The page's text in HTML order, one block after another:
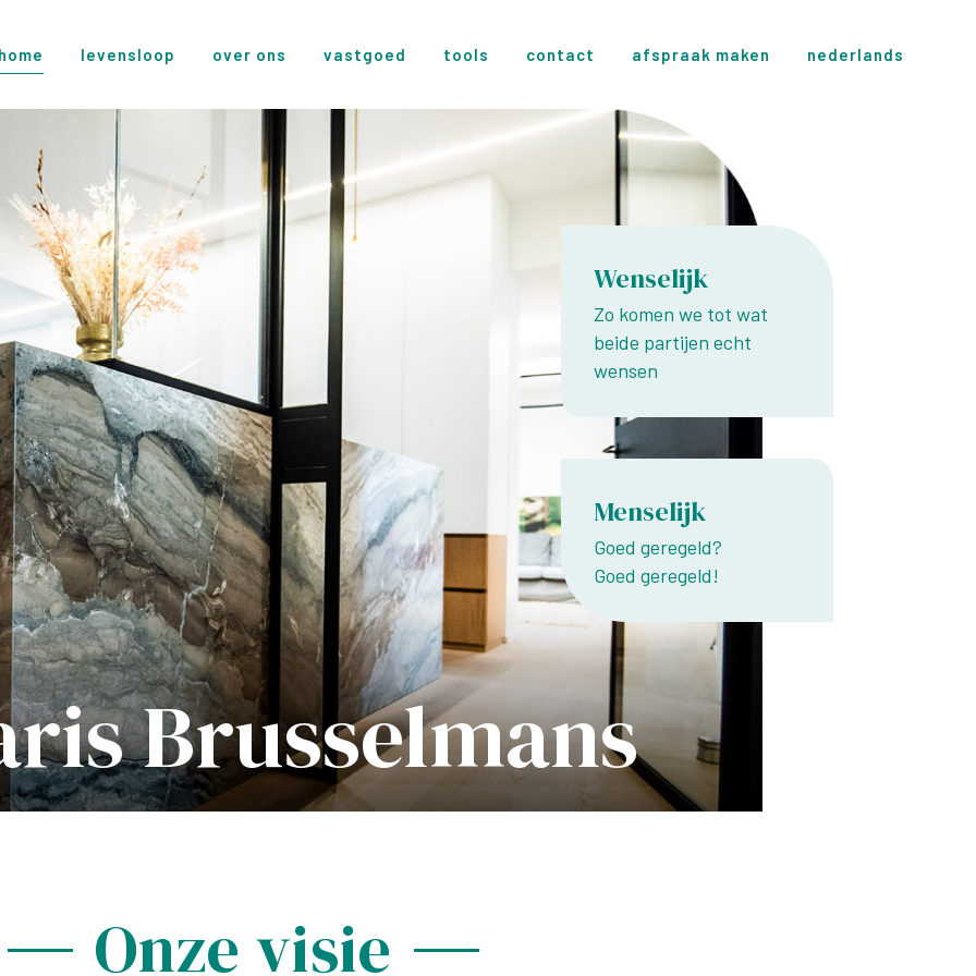
levensloop over ons vastgoed tools contact afspraak maken nederlands
Wenselijk
Zo komen we tot wat
beide partijen echt
wensen
Menselijk
Goed geregeld?
Goed geregeld!
Brusselmans
Onze visie